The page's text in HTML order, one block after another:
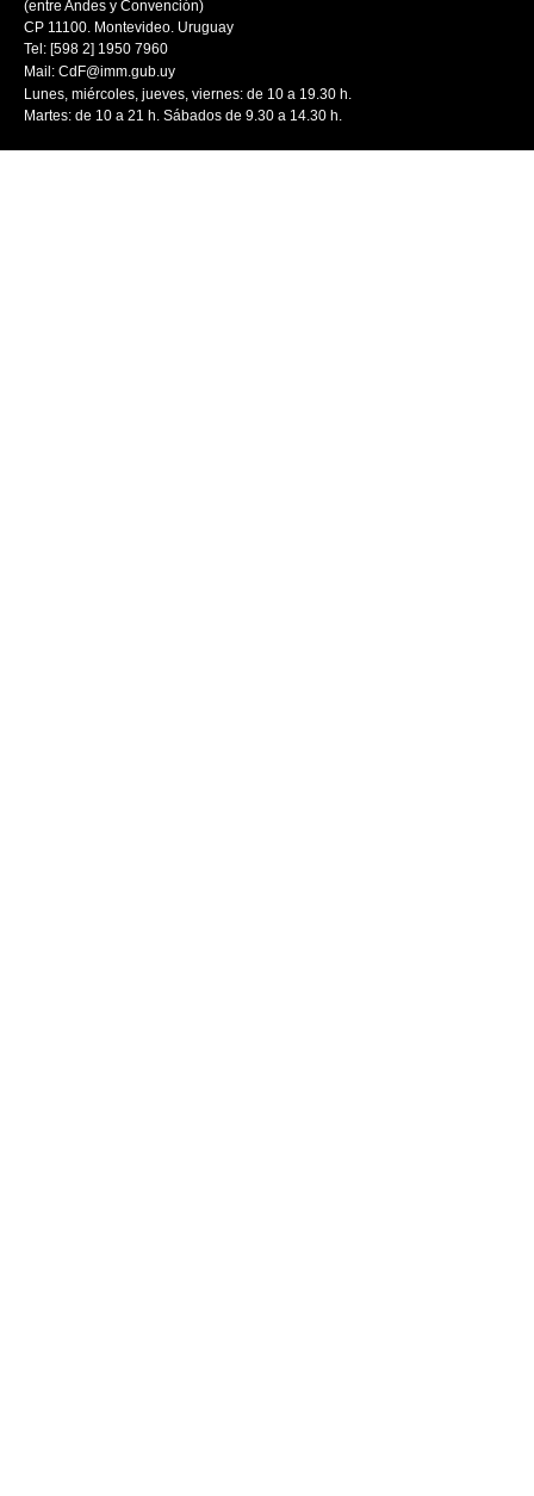
(entre Andes y Convención)
CP 11100. Montevideo. Uruguay
Tel: [598 2] 1950 7960
Mail: CdF@imm.gub.uy
Lunes, miércoles, jueves, viernes: de 10 a 19.30 h.
Martes: de 10 a 21 h. Sábados de 9.30 a 14.30 h.